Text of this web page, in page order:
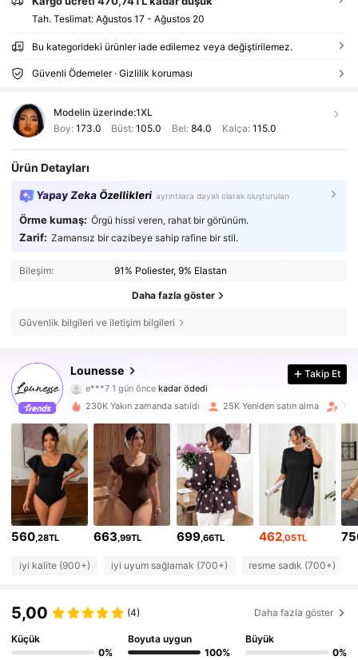
Tah. Teslimat: Ağustos 17 - Ağustos 20
Bu kategorideki ürünler iade edilemez veya değiştirilemez.
Güvenli Ödemeler · Gizlilik koruması
Modelin üzerinde:1XL
Boy: 173.0 Büst:105.0 Bel: 84.0 Kalça: 115.0
Ürün Detayları
Yapay Zeka Özellikleri ayrıntılara dayalı olarak oluşturulan
Örme kumaş: Örgü hissi veren, rahat bir görünüm.
Zarif: Zamansız bir cazibeye sahip rafine bir stil.
Bileşim: 91% Poliester, 9% Elastan
Daha fazla göster
Güvenlik bilgileri ve iletişim bilgileri
Lounesse
4,69
19K Takipçiler
c***5 1 saat önce'i takip etti
19K Takipçiler
4,69 19K Takipçiler
4,69 19K Takipçiler
4,69 19K Takipçiler
Takip Et
230K Yakın zamanda satıldı 25K Yeniden satın alma
560 ,28TL 663 ,99TL 699,66TL 462,05TL
iyi kalite (900+) iyi uyum sağlamak (700+) resme sadık (700+)
5,00 (4) Daha fazla göster
Küçük
0%
Boyuta uygun
100%
Büyük
0%